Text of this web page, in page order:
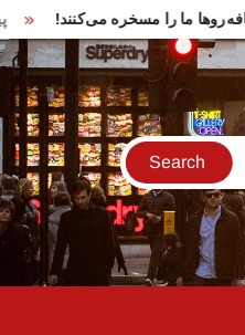
کافه‌روها ما را مسخره می‌کنند!